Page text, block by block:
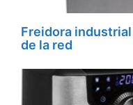
Freidora industrial
de la red